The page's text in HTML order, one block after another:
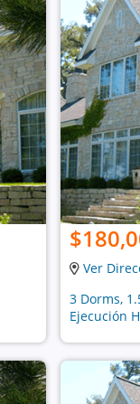
Ver
3 Dorms,
Ejecución